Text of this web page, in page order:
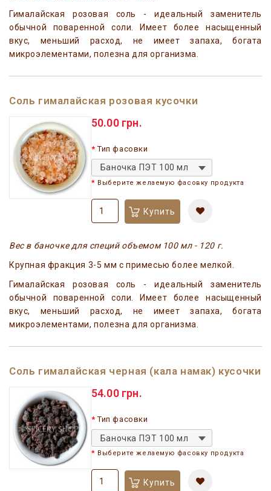
Гималайская розовая соль - идеальный заменитель
обычной поваренной соли. Имеет более насыщенный
вкус, меньший расход, не имеет запаха, богата
микроэлементами, полезна для организма.
Соль гималайская розовая кусочки
50.00 грн.
Тип фасовки
Баночка ПЭТ 100 мл
Выберите желаемую фасовку продукта
Купить
Вес в баночке для специй объемом 100 мл - 120 г.
Крупная фракция 3-5 мм c примесью более мелкой.
Гималайская розовая соль - идеальный заменитель
обычной поваренной соли. Имеет более насыщенный
вкус, меньший расход, не имеет запаха, богата
микроэлементами, полезна для организма.
Соль гималайская черная (кала намак) кусочки
54.00 грн.
Тип фасовки
Баночка ПЭТ 100 мл
Выберите желаемую фасовку продукта
Купить